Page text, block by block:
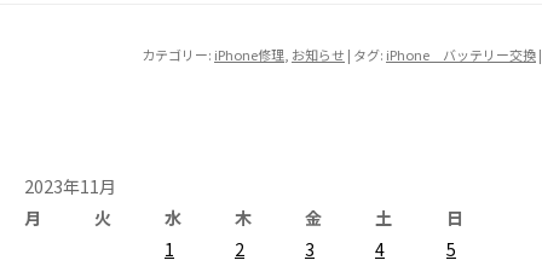
カテゴリー: iPhone修理 お知らせ | タグ: iPhone バッテリー交換|
2023年11月
月
火 水 木 金 土
日
1
2 3 4
5